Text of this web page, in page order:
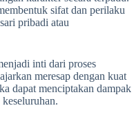
sifat dan perilaku
pribadi atau
inti dari proses
meresap dengan kuat
dapat menciptakan dampak